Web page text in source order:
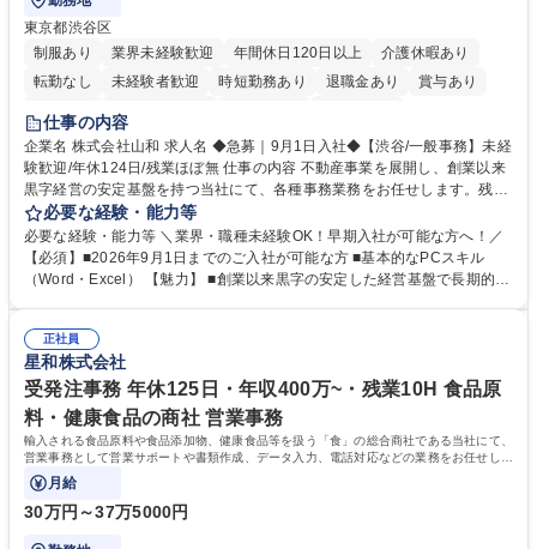
東京都渋谷区
制服あり
業界未経験歓迎 年間休日120日以上
介護休暇あり
転勤なし
未経験者歓迎 時短勤務あり 退職金あり
賞与あり
育休あり
完全週休2日制
仕事の内容
企業名 株式会社山和 求人名 ◆急募｜9月1日入社◆【渋谷/一般事務】未経
験歓迎/年休124日/残業ほぼ無 仕事の内容 不動産事業を展開し、創業以来
黒字経営の安定基盤を持つ当社にて、各種事務業務をお任せします。残業
がほぼ発生せず、連続した日程の有給取得が可能なため、WLBを整えたい
方にお勧めの環境です！ 入社後はOJTを通じて丁寧に研修を行いますの
で、事務未経験の方でも安心して臨むことができます。 【業務詳細】■電
話・来客対応 ■物件の鍵や社内の備品管理 ■データ入力や書類作成 ■契約
必要な経験・能力等
必要な経験・能力等 ＼業界・職種未経験OK！早期入社が可能な方へ！／
【必須】■2026年9月1日までのご入社が可能な方 ■基本的なPCスキル
（Word・Excel） 【魅力】 ■創業以来黒字の安定した経営基盤で長期的に
のOJTで業務を習得可能、未経験でもしっかりサポート 学歴・資格 学
歴：大学院 大学 高専 短大 語学力： 資格：
正社員
星和株式会社
受発注事務 年休125日・年収400万~・残業10H 食品原
料・健康食品の商社 営業事務
輸入される食品原料や食品添加物、健康食品等を扱う「食」の総合商社である当社にて、
営業事務として営業サポートや書類作成、データ入力、電話対応などの業務をお任せしま
す。
月給
30万円～37万5000円